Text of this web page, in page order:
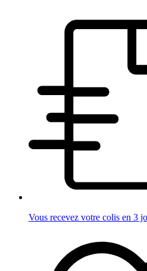
Vous recevez votre colis en 3